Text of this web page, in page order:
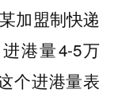
加盟制快递
港量4-5万
个进港量表